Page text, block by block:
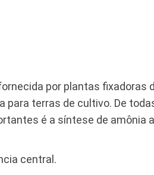
por plantas fixadoras
para terras de cultivo. De
é a síntese de amônia